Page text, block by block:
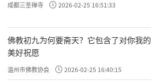
成都三圣禅寺 2026-02-25 16:51:33
佛教初九为何要斋天？它包含了对你我的
美好祝愿
温州市佛教协会 2026-02-25 16:40:15